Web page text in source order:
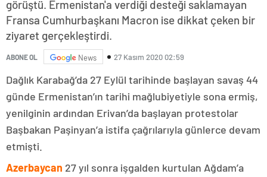
görüştü. Ermenistan'a verdiği desteği saklamayan
Fransa Cumhurbaşkanı Macron ise dikkat çeken bir
ziyaret gerçekleştirdi.
ABONE OL News 27 Kasım 2020 02:59
Dağlık Karabağ’da 27 Eylül tarihinde başlayan savaş 44
günde Ermenistan’ın tarihi mağlubiyetiyle sona ermiş,
yenilginin ardından Erivan’da başlayan protestolar
Başbakan Paşinyan’a istifa çağrılarıyla günlerce devam
etmişti.
Azerbaycan 27 yıl sonra işgalden kurtulan Ağdam’a